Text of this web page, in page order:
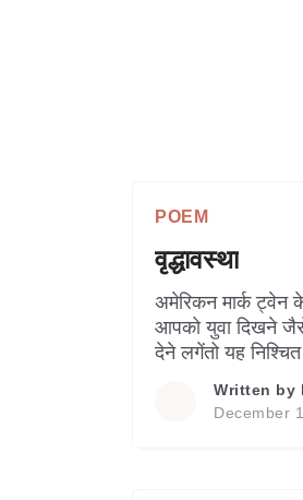
POEM
वृद्धावस्था
अमेरिकन मार्क ट्वेन
आपको युवा दिखने
देने लगेंतो यह
साधनों का उपयोग
अकसर करती दिख
Written by
December